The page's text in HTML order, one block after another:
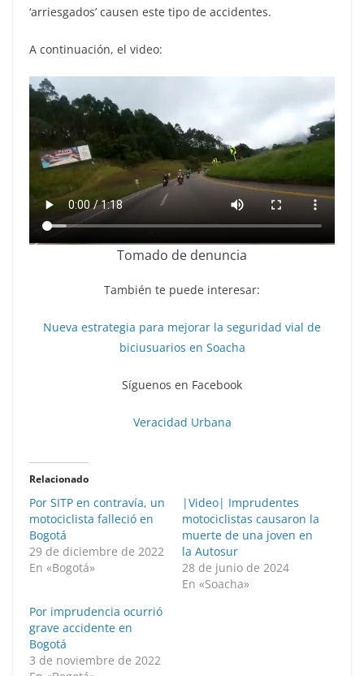
‘arriesgados’ causen este tipo de accidentes.
A continuación, el video:
Tomado de denuncia
También te puede interesar:
Nueva estrategia para mejorar la seguridad vial de
biciusuarios en Soacha
Síguenos en Facebook
Veracidad Urbana
Relacionado
Por SITP en contravía, un
motociclista falleció en
Bogotá
29 de diciembre de 2022
En «Bogotá»
|Video| Imprudentes
motociclistas causaron la
muerte de una joven en
la Autosur
28 de junio de 2024
En «Soacha»
Por imprudencia ocurrió
grave accidente en
Bogotá
3 de noviembre de 2022